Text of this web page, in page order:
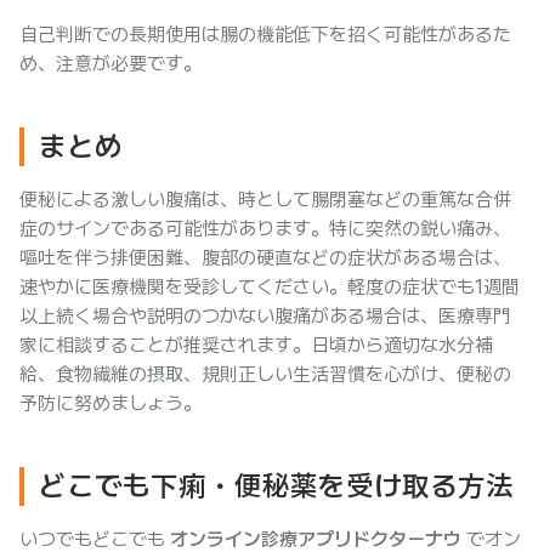
自己判断での長期使用は腸の機能低下を招く可能性があるた
め、注意が必要です。
まとめ
便秘による激しい腹痛は、時として腸閉塞などの重篤な合併
症のサインである可能性があります。特に突然の鋭い痛み、
嘔吐を伴う排便困難、腹部の硬直などの症状がある場合は、
速やかに医療機関を受診してください。軽度の症状でも1週間
以上続く場合や説明のつかない腹痛がある場合は、医療専門
家に相談することが推奨されます。日頃から適切な水分補
給、食物繊維の摂取、規則正しい生活習慣を心がけ、便秘の
予防に努めましょう。
どこでも下痢・便秘薬を受け取る方法
いつでもどこでも オンライン診療アプリドクターナウ でオン